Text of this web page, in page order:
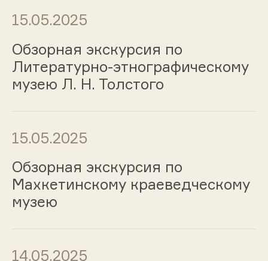
15.05.2025
Обзорная экскурсия по
Литературно-этнографическому
музею Л. Н. Толстого
15.05.2025
Обзорная экскурсия по
Махкетинскому краеведческому
музею
14.05.2025